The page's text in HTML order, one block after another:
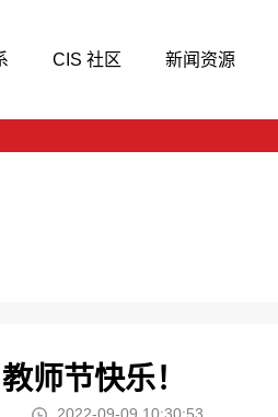
CIS 社区 新闻资源
师节快乐！